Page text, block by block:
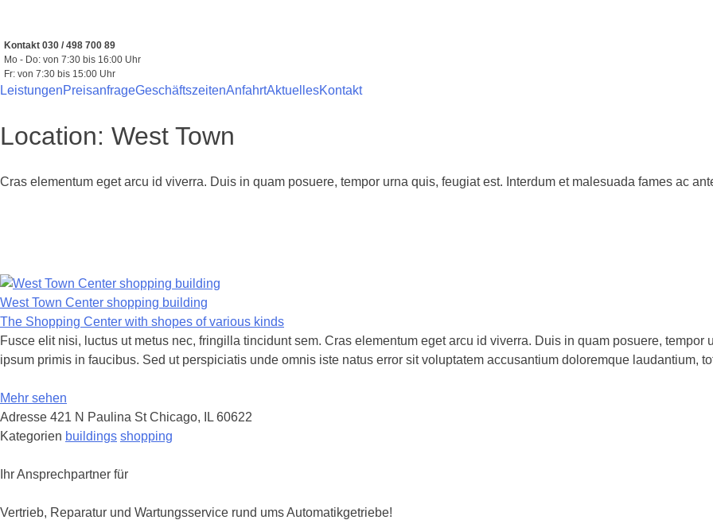
springen
Kontakt 030 / 498 700 89
Mo - Do: von 7:30 bis 16:00 Uhr
Fr: von 7:30 bis 15:00 Uhr
LeistungenPreisanfrageGeschäftszeitenAnfahrtAktuellesKontakt
Location: West Town
Cras elementum eget arcu id viverra. Duis in quam posuere, tempor urna quis, feugiat est. Interdum et malesuada fames ac
West Town Center shopping building
The Shopping Center with shopes of various kinds
Fusce elit nisi, luctus ut metus nec, fringilla tincidunt sem. Cras elementum eget arcu id viverra. Duis in quam posuere,
ipsum primis in faucibus. Sed ut perspiciatis unde omnis iste natus error sit voluptatem accusantium doloremque laudantium,
Mehr sehen
Adresse 421 N Paulina St Chicago, IL 60622
Kategorien buildings shopping
Navigation
Ihr Ansprechpartner für
Vertrieb, Reparatur und Wartungsservice rund ums Automatikgetriebe!